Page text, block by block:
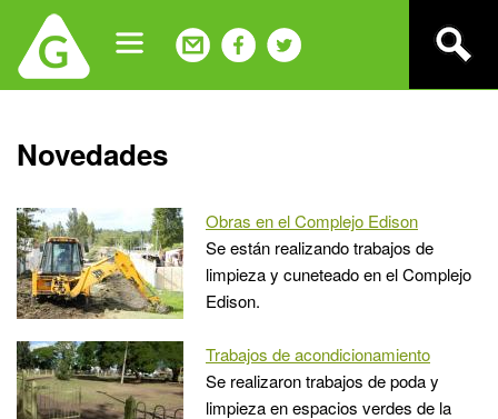
navigation
Back
to
Novedades
Obras en el Complejo Edison
Se están realizando trabajos de
limpieza y cuneteado en el Complejo
Edison.
Trabajos de acondicionamiento
Se realizaron trabajos de poda y
limpieza en espacios verdes de la